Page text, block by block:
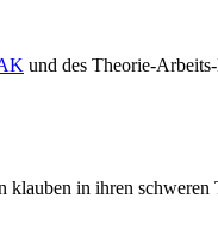
und des Theorie-
in ihren